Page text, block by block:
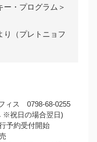
ー・プログラム＞
り（プレトニョフ
ィス 0798-68-0255
※祝日の場合翌日)
予約受付開始